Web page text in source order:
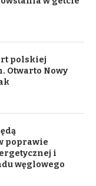
polskiej
Otwarto Nowy
poprawie
i
węglowego